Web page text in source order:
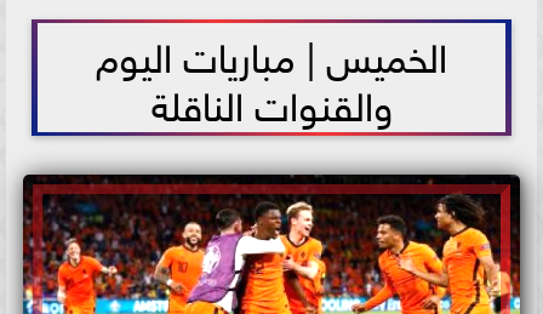
الخميس | مباريات اليوم
والقنوات الناقلة